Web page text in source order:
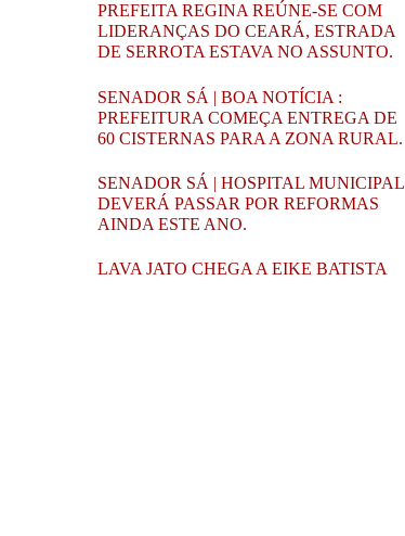
PREFEITA REGINA REÚNE-SE COM
LIDERANÇAS DO CEARÁ, ESTRADA
DE SERROTA ESTAVA NO ASSUNTO.
SENADOR SÁ | BOA NOTÍCIA :
PREFEITURA COMEÇA ENTREGA DE
60 CISTERNAS PARA A ZONA RURAL.
SENADOR SÁ | HOSPITAL MUNICIPAL
DEVERÁ PASSAR POR REFORMAS
AINDA ESTE ANO.
LAVA JATO CHEGA A EIKE BATISTA